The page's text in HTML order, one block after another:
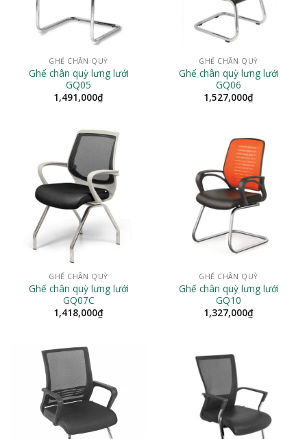
GHẾ CHÂN QUỲ
Ghế chân quỳ lưng lưới
GQ05
1,491,000₫
GHẾ CHÂN QUỲ
Ghế chân quỳ lưng lưới
GQ06
1,527,000₫
GHẾ CHÂN QUỲ
Ghế chân quỳ lưng lưới
GQ07C
1,418,000₫
GHẾ CHÂN QUỲ
Ghế chân quỳ lưng lưới
GQ10
1,327,000₫